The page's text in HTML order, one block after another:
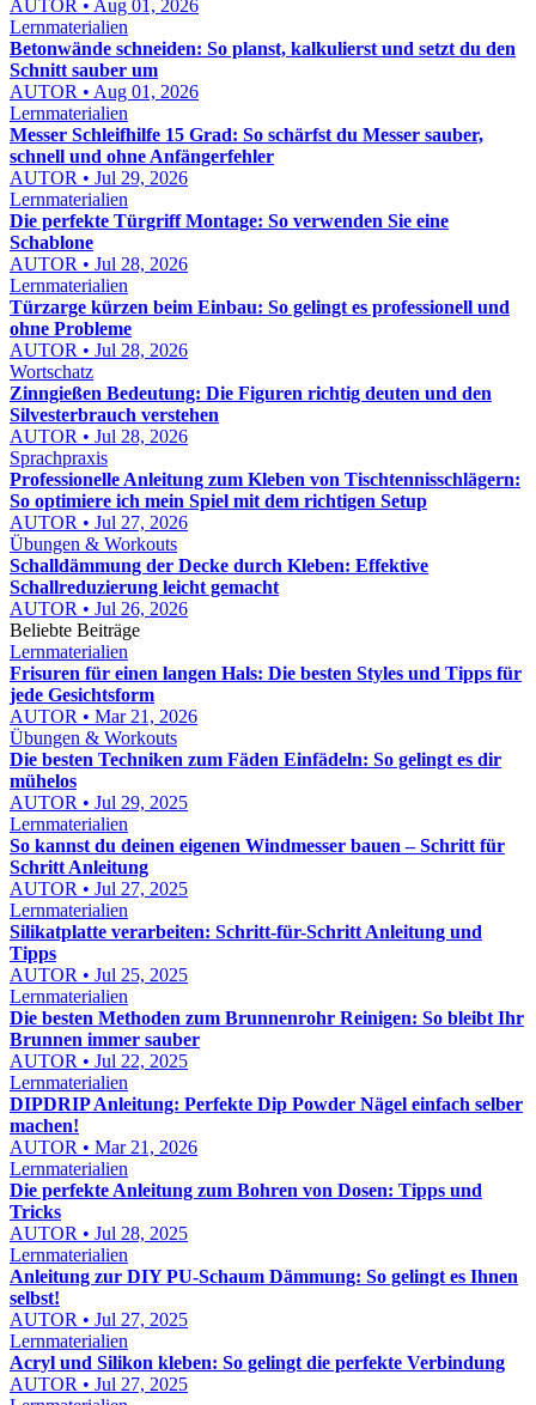
AUTOR • Aug 01, 2026
Lernmaterialien
Betonwände schneiden: So planst, kalkulierst und setzt du den
Schnitt sauber um
AUTOR • Aug 01, 2026
Lernmaterialien
Messer Schleifhilfe 15 Grad: So schärfst du Messer sauber,
schnell und ohne Anfängerfehler
AUTOR • Jul 29, 2026
Lernmaterialien
Die perfekte Türgriff Montage: So verwenden Sie eine
Schablone
AUTOR • Jul 28, 2026
Lernmaterialien
Türzarge kürzen beim Einbau: So gelingt es professionell und
ohne Probleme
AUTOR • Jul 28, 2026
Wortschatz
Zinngießen Bedeutung: Die Figuren richtig deuten und den
Silvesterbrauch verstehen
AUTOR • Jul 28, 2026
Sprachpraxis
Professionelle Anleitung zum Kleben von Tischtennisschlägern:
So optimiere ich mein Spiel mit dem richtigen Setup
AUTOR • Jul 27, 2026
Übungen & Workouts
Schalldämmung der Decke durch Kleben: Effektive
Schallreduzierung leicht gemacht
AUTOR • Jul 26, 2026
Beliebte Beiträge
Lernmaterialien
Frisuren für einen langen Hals: Die besten Styles und Tipps für
jede Gesichtsform
AUTOR • Mar 21, 2026
Übungen & Workouts
Die besten Techniken zum Fäden Einfädeln: So gelingt es dir
mühelos
AUTOR • Jul 29, 2025
Lernmaterialien
So kannst du deinen eigenen Windmesser bauen – Schritt für
Schritt Anleitung
AUTOR • Jul 27, 2025
Lernmaterialien
Silikatplatte verarbeiten: Schritt-für-Schritt Anleitung und
Tipps
AUTOR • Jul 25, 2025
Lernmaterialien
Die besten Methoden zum Brunnenrohr Reinigen: So bleibt Ihr
Brunnen immer sauber
AUTOR • Jul 22, 2025
Lernmaterialien
DIPDRIP Anleitung: Perfekte Dip Powder Nägel einfach selber
machen!
AUTOR • Mar 21, 2026
Lernmaterialien
Die perfekte Anleitung zum Bohren von Dosen: Tipps und
Tricks
AUTOR • Jul 28, 2025
Lernmaterialien
Anleitung zur DIY PU-Schaum Dämmung: So gelingt es Ihnen
selbst!
AUTOR • Jul 27, 2025
Lernmaterialien
Acryl und Silikon kleben: So gelingt die perfekte Verbindung
AUTOR • Jul 27, 2025